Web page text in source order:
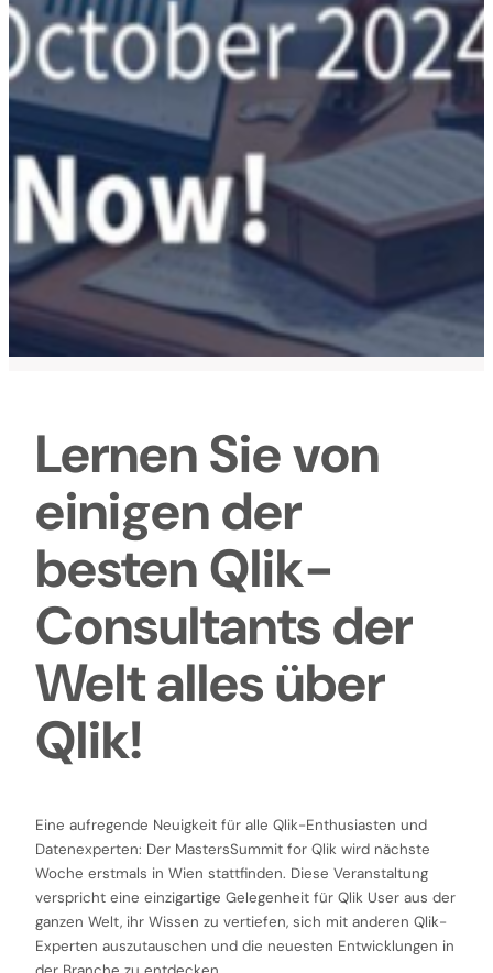
Lernen Sie von
einigen der
besten Qlik-
Consultants der
Welt alles über
Qlik!
Eine aufregende Neuigkeit für alle Qlik-Enthusiasten und
Datenexperten: Der MastersSummit for Qlik wird nächste
Woche erstmals in Wien stattfinden. Diese Veranstaltung
verspricht eine einzigartige Gelegenheit für Qlik User aus der
ganzen Welt, ihr Wissen zu vertiefen, sich mit anderen Qlik-
Experten auszutauschen und die neuesten Entwicklungen in